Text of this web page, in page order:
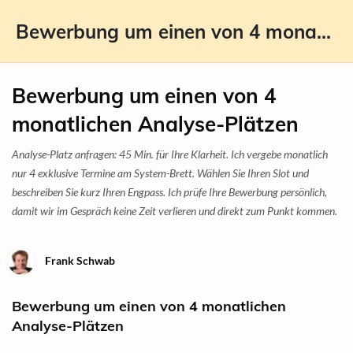
Bewerbung um einen von 4 monatlichen Analyse-Plätzen
Bewerbung um einen von 4
monatlichen Analyse-Plätzen
Analyse-Platz anfragen: 45 Min. für Ihre Klarheit. Ich vergebe monatlich
nur 4 exklusive Termine am System-Brett. Wählen Sie Ihren Slot und
beschreiben Sie kurz Ihren Engpass. Ich prüfe Ihre Bewerbung persönlich,
damit wir im Gespräch keine Zeit verlieren und direkt zum Punkt kommen.
Frank Schwab
Bewerbung um einen von 4 monatlichen
Analyse-Plätzen